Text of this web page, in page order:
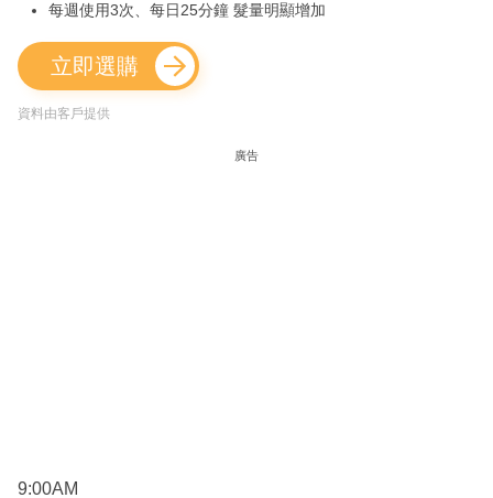
每週使用3次、每日25分鐘 髮量明顯增加
立即選購
資料由客戶提供
廣告
9:00AM